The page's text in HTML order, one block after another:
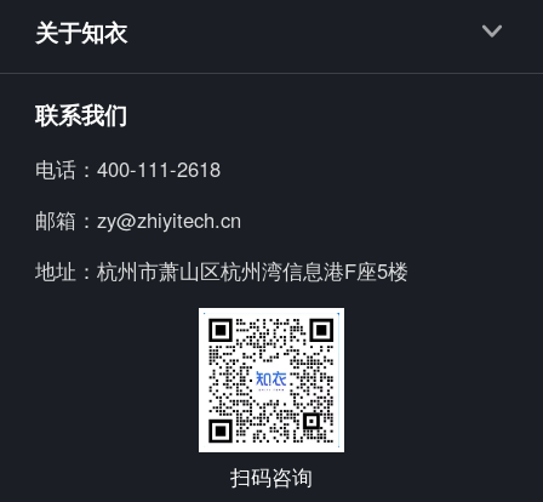
知款
知小布
知小衣
海外探款
美念
炼丹炉
海外探款APP
关于知衣
加入我们
行业资讯
公司动态
联系我们
电话： 400-111-2618
邮箱： zy@zhiyitech.cn
地址： 杭州市萧山区杭州湾信息港F座5楼
扫码咨询